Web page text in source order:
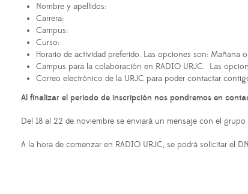
Nombre y apellidos:
Carrera:
Campus:
Curso:
Horario de actividad preferido. Las opciones son: Mañana o
Campus para la colaboración en RADIO URJC. Las
Correo electrónico de la URJC para poder contactar
Al finalizar el periodo de inscripción nos pondremos en
Del 18 al 22 de noviembre se enviará un mensaje con el
A la hora de comenzar en RADIO URJC, se podrá solicitar el